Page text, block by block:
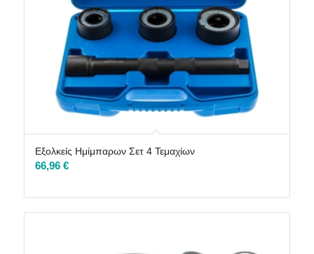
Εξολκείς Ημίμπαρων Σετ 4 Τεμαχίων
66,96 €